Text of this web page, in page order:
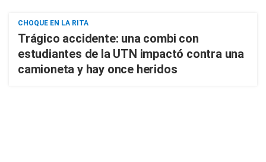
CHOQUE EN LA RITA
Trágico accidente: una combi con
estudiantes de la UTN impactó contra una
camioneta y hay once heridos